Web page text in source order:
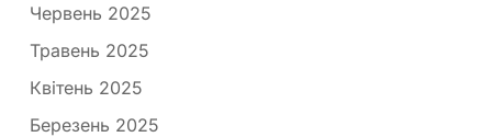
Червень 2025
Травень 2025
Квітень 2025
Березень 2025